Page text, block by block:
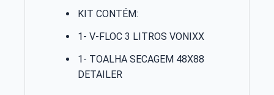
KIT CONTÉM:
1- V-FLOC 3 LITROS VONIXX
1- TOALHA SECAGEM 48X88
DETAILER